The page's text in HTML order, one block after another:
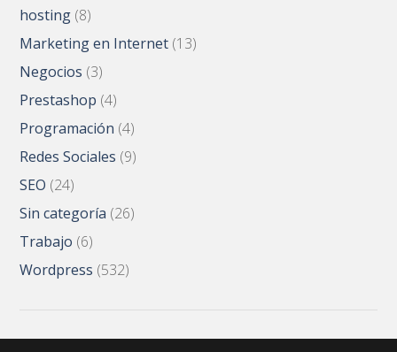
hosting (8)
Marketing en Internet (13)
Negocios (3)
Prestashop (4)
Programación (4)
Redes Sociales (9)
SEO (24)
Sin categoría (26)
Trabajo (6)
Wordpress (532)